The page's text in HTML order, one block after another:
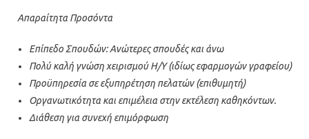
Απαραίτητα Προσόντα
Επίπεδο Σπουδών: Ανώτερες σπουδές και άνω
Πολύ καλή γνώση χειρισμού Η/Υ (ιδίως εφαρμογών γραφείου)
Προϋπηρεσία σε εξυπηρέτηση πελατών (επιθυμητή)
Οργανωτικότητα και επιμέλεια στην εκτέλεση καθηκόντων.
Διάθεση για συνεχή επιμόρφωση